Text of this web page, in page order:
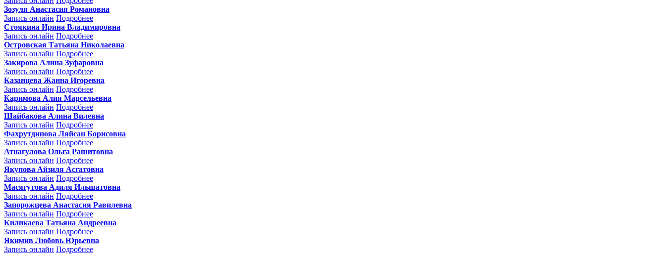
Зозуля Анастасия Романовна
Запись онлайн Подробнее
Стоякина Ирина Владимировна
Запись онлайн Подробнее
Островская Татьяна Николаевна
Запись онлайн Подробнее
Закирова Алина Зуфаровна
Запись онлайн Подробнее
Казанцева Жанна Игоревна
Запись онлайн Подробнее
Каримова Алия Марсельевна
Запись онлайн Подробнее
Шайбакова Алина Вилевна
Запись онлайн Подробнее
Фахрутдинова Ляйсан Борисовна
Запись онлайн Подробнее
Атнагулова Ольга Рашитовна
Запись онлайн Подробнее
Якупова Айзиля Асгатовна
Запись онлайн Подробнее
Масягутова Адиля Ильшатовна
Запись онлайн Подробнее
Запорожцева Анастасия Равилевна
Запись онлайн Подробнее
Киликаева Татьяна Андреевна
Запись онлайн Подробнее
Якимив Любовь Юрьевна
Запись онлайн Подробнее